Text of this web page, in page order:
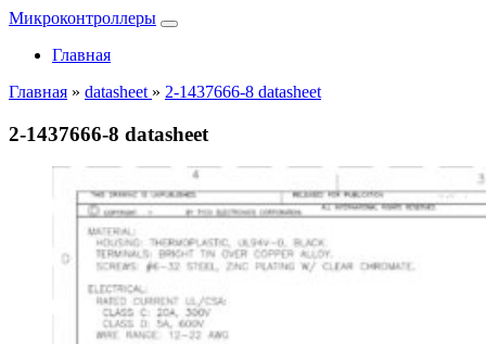
Микроконтроллеры
Главная
Главная » datasheet » 2-1437666-8 datasheet
2-1437666-8 datasheet